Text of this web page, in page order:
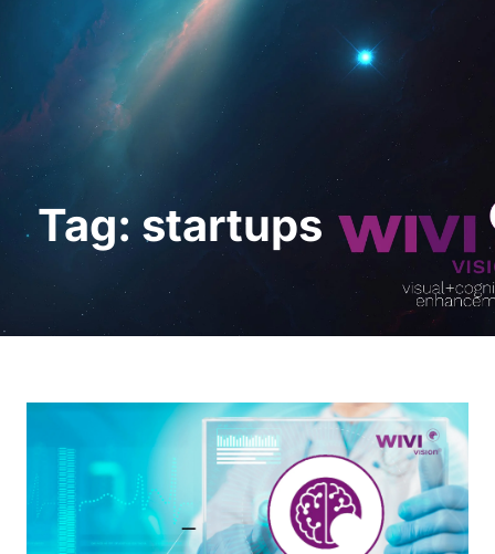
Demo anfordern
Tag: startups